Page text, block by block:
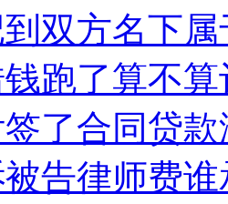
双方名下
跑了算不
了合同贷
告律师费